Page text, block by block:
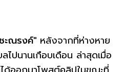
ะณรงค์" หลังจากที่ห่างหาย
ไปนานเกือบเดือน ล่าสุดเมื่อ